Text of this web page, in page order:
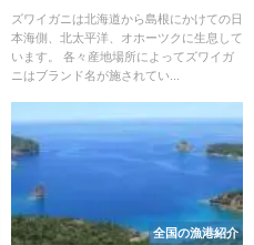
ズワイガニは北海道から島根にかけての日
本海側、北太平洋、オホーツクに生息して
います。 各々産地場所によってズワイガ
ニはブランド名が施されてい...
全国の漁港紹介